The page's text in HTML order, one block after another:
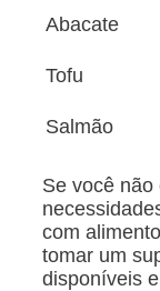
Abacate
Tofu
Salmão
Se você
com
tomar um
disponíveis